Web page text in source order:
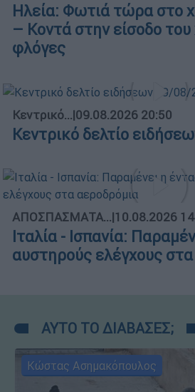
Ηλεία: Φωτιά τώρα στο
– Κοντά στην είσοδο του
φλόγες
Κεντρικό...|09.08.2026 20:50
Κεντρικό δελτίο
ΑΠΟΣΠΑΣΜΑΤΑ...|10.08.2026
Ιταλία - Ισπανία:
αυστηρούς ελέγχους
ΑΥΤΟ ΤΟ ΔΙΑΒΑΣΕΣ;
Κώστας Ασημακόπουλος